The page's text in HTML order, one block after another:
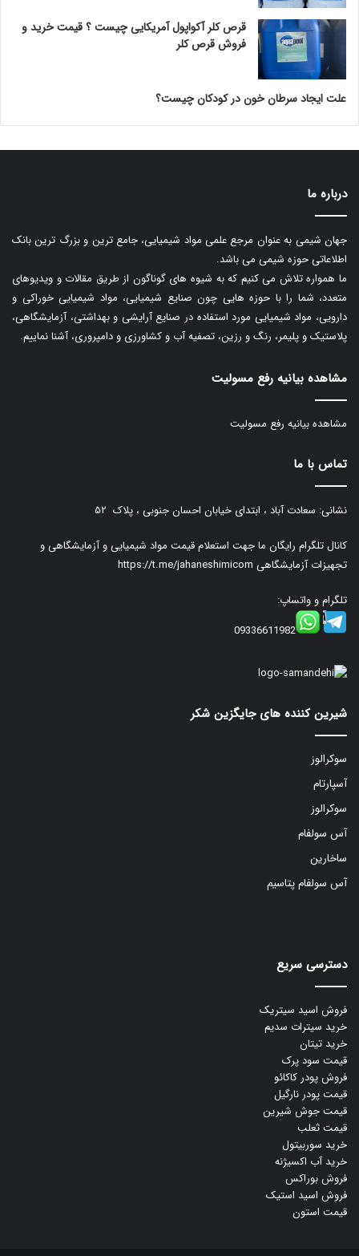
قرص کلر آکواپول آمریکایی چیست ؟ قیمت خرید و
فروش قرص کلر
علت ایجاد سرطان خون در کودکان چیست؟
درباره ما
جهان شیمی به عنوان مرجع علمی مواد شیمیایی، جامع ترین و بزرگ ترین بانک
اطلاعاتی حوزه شیمی می باشد.
ما همواره تلاش می کنیم که به شیوه های گوناگون از طریق مقالات و ویدیوهای
متعدد، شما را با حوزه هایی چون صنایع شیمیایی، مواد شیمیایی خوراکی و
دارویی، مواد شیمیایی مورد استفاده در صنایع آرایشی و بهداشتی، آزمایشگاهی،
پلاستیک و پلیمر، رنگ و رزین، تصفیه آب و کشاورزی و دامپروری، آشنا نماییم.
مشاهده بیانیه رفع مسولیت
مشاهده بیانیه رفع مسولیت
تماس با ما
نشانی: سعادت آباد ، ابتدای خیابان احسان جنوبی ، پلاک ۵۲
کانال تلگرام رایگان ما جهت استعلام قیمت مواد شیمیایی و آزمایشگاهی و
تجهیزات آزمایشگاهی https://t.me/jahaneshimicom
تلگرام و واتساپ:
09336611982
شیرین کننده های جایگزین شکر
سوکرالوز
آسپارتام
سوکرالوز
آس سولفام
ساخارین
آس سولفام پتاسیم
دسترسی سریع
فروش اسید سیتریک
خرید سیترات سدیم
خرید تیتان
قیمت سود پرک
فروش پودر کاکائو
قیمت پودر نارگیل
قیمت جوش شیرین
قیمت ثعلب
خرید سوربیتول
خرید آب اکسیژنه
فروش بوراکس
فروش اسید استیک
قیمت استون